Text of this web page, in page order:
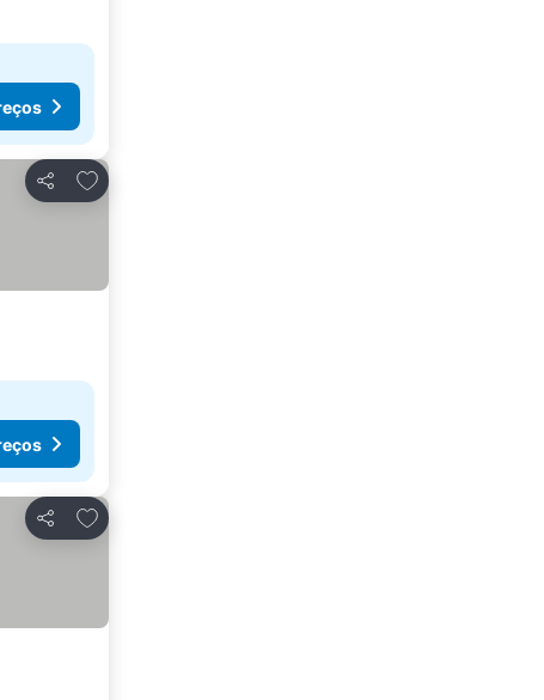
Partilhar
Adicionar aos favoritos
Partilhar
Adicionar aos favoritos